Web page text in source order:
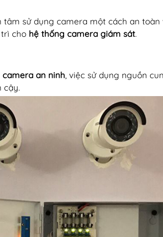
sử dụng camera một cách an toàn
cho hệ thống camera giám sát.
an ninh , việc sử dụng nguồn
cậy.